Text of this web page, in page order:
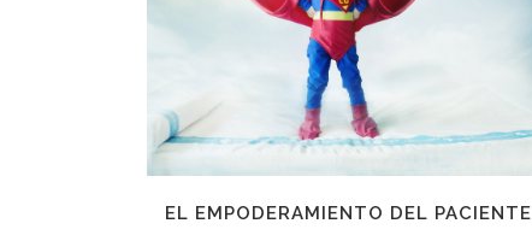
EL EMPODERAMIENTO DEL PACIENTE